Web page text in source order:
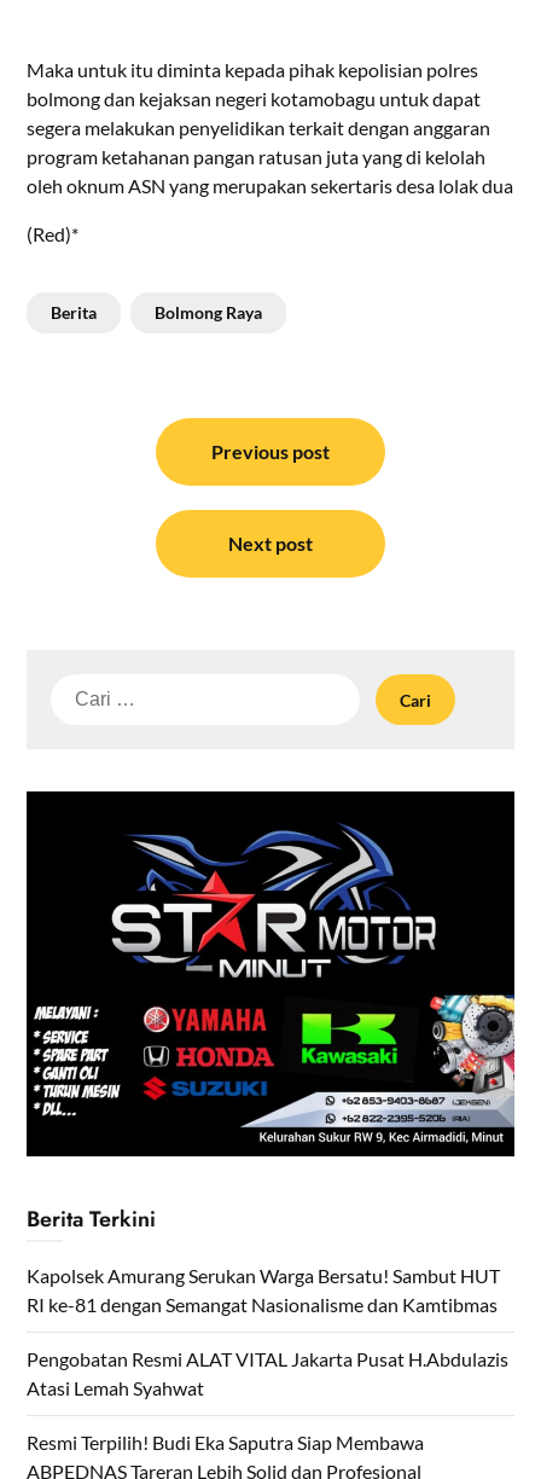
Maka untuk itu diminta kepada pihak kepolisian polres
bolmong dan kejaksan negeri kotamobagu untuk dapat
segera melakukan penyelidikan terkait dengan anggaran
program ketahanan pangan ratusan juta yang di kelolah
oleh oknum ASN yang merupakan sekertaris desa lolak dua
(Red)*
Berita Bolmong Raya
Previous post
Next post
Cari
Berita Terkini
Kapolsek Amurang Serukan Warga Bersatu! Sambut HUT
RI ke-81 dengan Semangat Nasionalisme dan Kamtibmas
Pengobatan Resmi ALAT VITAL Jakarta Pusat H.Abdulazis
Atasi Lemah Syahwat
Resmi Terpilih! Budi Eka Saputra Siap Membawa
ABPEDNAS Tareran Lebih Solid dan Profesional